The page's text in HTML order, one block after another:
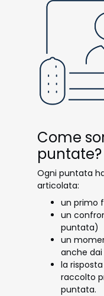
Come
puntate?
Ogni puntata
articolata:
un primo
un
puntata)
un
anche
la
raccolto
puntata.